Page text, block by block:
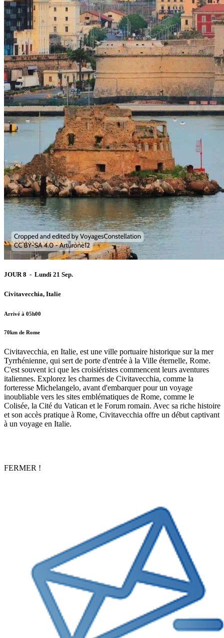
JOUR 8 - Lundi 21 Sep.
Civitavecchia, Italie
Arrivé à 05h00
70km de Rome
Civitavecchia, en Italie, est une ville portuaire historique sur la mer
Tyrrhénienne, qui sert de porte d'entrée à la Ville éternelle, Rome.
C'est souvent ici que les croisiéristes commencent leurs aventures
italiennes. Explorez les charmes de Civitavecchia, comme la
forteresse Michelangelo, avant d'embarquer pour un voyage
inoubliable vers les sites emblématiques de Rome, comme le
Colisée, la Cité du Vatican et le Forum romain. Avec sa riche histoire
et son accès pratique à Rome, Civitavecchia offre un début captivant
à un voyage en Italie.
FERMER !